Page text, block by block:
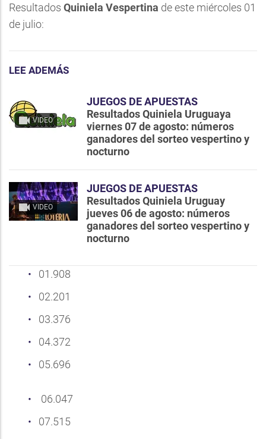
Resultados Quiniela Vespertina de este miércoles 01
de julio:
LEE ADEMÁS
VIDEO
JUEGOS DE APUESTAS
Resultados Quiniela Uruguaya
viernes 07 de agosto: números
ganadores del sorteo vespertino y
nocturno
VIDEO
JUEGOS DE APUESTAS
Resultados Quiniela Uruguay
jueves 06 de agosto: números
ganadores del sorteo vespertino y
nocturno
01.908
02.201
03.376
04.372
05.696
06.047
07.515